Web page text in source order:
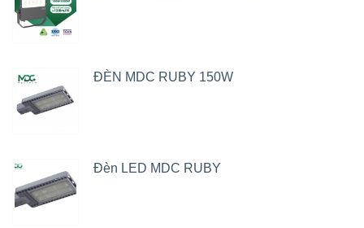
ĐÈN MDC RUBY 150W
Đèn LED MDC RUBY